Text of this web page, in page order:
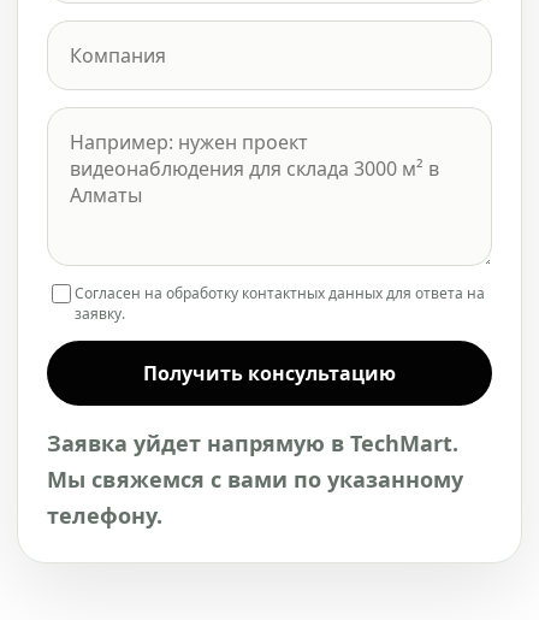
Согласен на обработку контактных данных для ответа на
заявку.
Получить консультацию
Заявка уйдет напрямую в TechMart.
Мы свяжемся с вами по указанному
телефону.